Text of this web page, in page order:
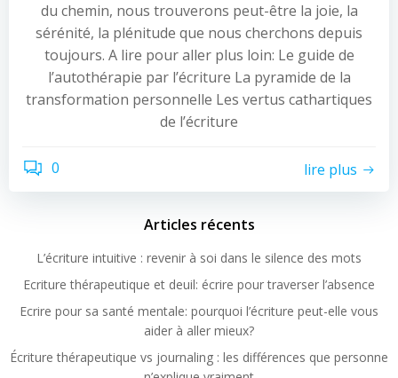
du chemin, nous trouverons peut-être la joie, la
sérénité, la plénitude que nous cherchons depuis
toujours. A lire pour aller plus loin: Le guide de
l’autothérapie par l’écriture La pyramide de la
transformation personnelle Les vertus cathartiques
de l’écriture
0 lire plus
Articles récents
L’écriture intuitive : revenir à soi dans le silence des mots
Ecriture thérapeutique et deuil: écrire pour traverser l’absence
Ecrire pour sa santé mentale: pourquoi l’écriture peut-elle vous
aider à aller mieux?
Écriture thérapeutique vs journaling : les différences que personne